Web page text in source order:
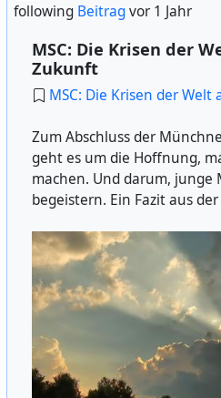
following Beitragvor 1 Jahr
MSC: Die Krisen der
Zukunft
MSC: Die Krisen der
Zum Abschluss der
geht es um die Hoffnung,
machen. Und darum, junge
begeistern. Ein Fazit aus